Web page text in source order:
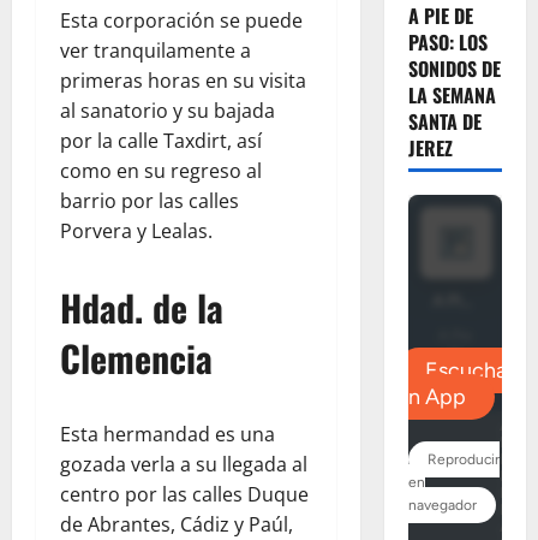
Esta corporación se puede
ver tranquilamente a
primeras horas en su visita
al sanatorio y su bajada
por la calle Taxdirt, así
como en su regreso al
barrio por las calles
Porvera y Lealas.
Hdad. de la
Clemencia
Esta hermandad es una
gozada verla a su llegada al
centro por las calles Duque
de Abrantes, Cádiz y Paúl,
A PIE DE
PASO: LOS
SONIDOS DE
LA SEMANA
SANTA DE
JEREZ